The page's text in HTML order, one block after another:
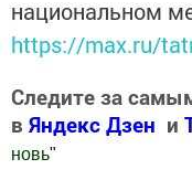
национальном
https://max.ru/
Следите за
в Яндекс Дзен и
новь"